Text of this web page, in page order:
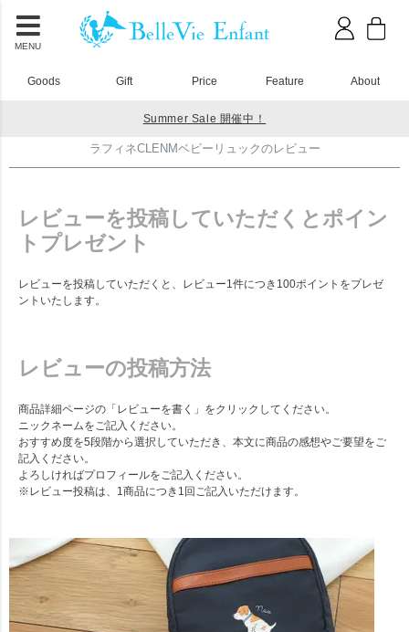
MENU
Goods Gift Price Feature About
Summer Sale 開催中！
ラフィネCLENMベビーリュックのレビュー
ラフィネCLENMベビーリュックのレビュー
レビューを投稿していただくとポイン
トプレゼント
レビューを投稿していただくと、レビュー1件につき100ポイントをプレゼ
ントいたします。
レビューの投稿方法
商品詳細ページの「レビューを書く」をクリックしてください。
ニックネームをご記入ください。
おすすめ度を5段階から選択していただき、本文に商品の感想やご要望をご
記入ください。
よろしければプロフィールをご記入ください。
※レビュー投稿は、1商品につき1回ご記入いただけます。